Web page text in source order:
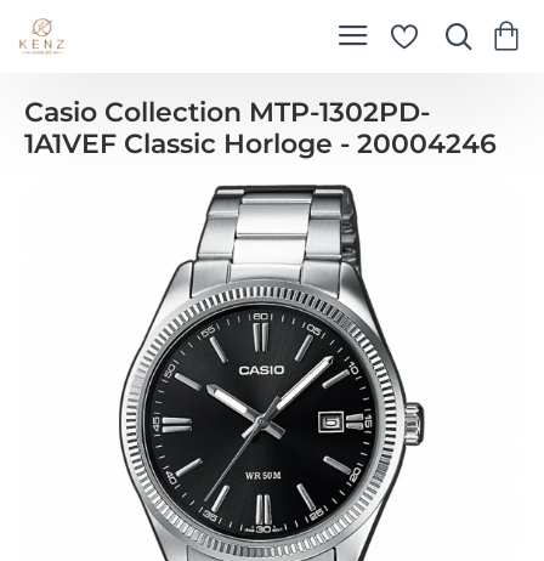
Casio Collection MTP-1302PD-
1A1VEF Classic Horloge - 20004246